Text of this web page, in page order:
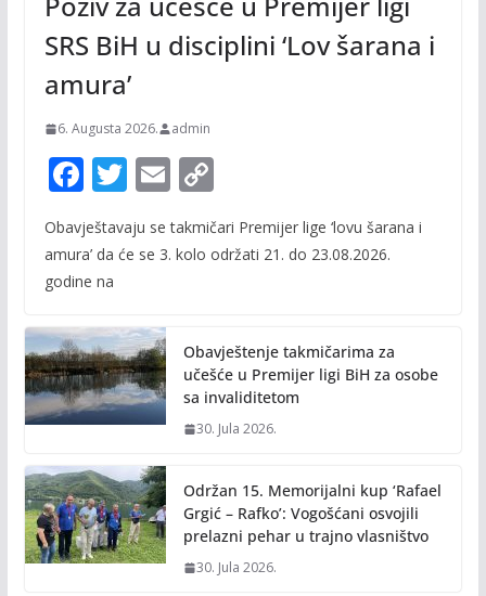
SRS BiH u disciplini ‘Lov šarana i
amura’
6. Augusta 2026. admin
F
ac
e
b
o
k
T
itt
E
m
ai
C
o
p
n
k
Obavještavaju se takmičari Premijer lige ‘lovu šarana i
amura’ da će se 3. kolo održati 21. do 23.08.2026.
godine na
Obavještenje takmičarima za
učešće u Premijer ligi BiH za osobe
sa invaliditetom
30. Jula 2026.
Održan 15. Memorijalni kup ‘Rafael
Grgić – Rafko’: Vogošćani osvojili
prelazni pehar u trajno vlasništvo
30. Jula 2026.